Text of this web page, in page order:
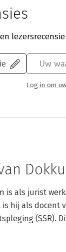
Uw
Log in om
is als jurist
hij als docent
(SSR).